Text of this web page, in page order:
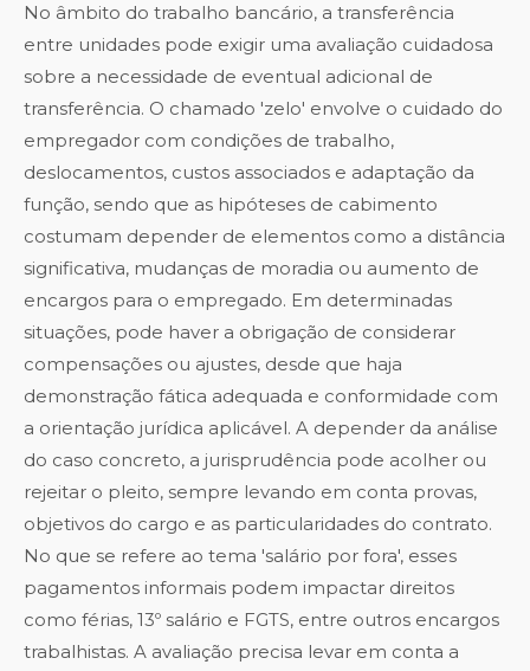
No âmbito do trabalho bancário, a transferência
entre unidades pode exigir uma avaliação cuidadosa
sobre a necessidade de eventual adicional de
transferência. O chamado 'zelo' envolve o cuidado do
empregador com condições de trabalho,
deslocamentos, custos associados e adaptação da
função, sendo que as hipóteses de cabimento
costumam depender de elementos como a distância
significativa, mudanças de moradia ou aumento de
encargos para o empregado. Em determinadas
situações, pode haver a obrigação de considerar
compensações ou ajustes, desde que haja
demonstração fática adequada e conformidade com
a orientação jurídica aplicável. A depender da análise
do caso concreto, a jurisprudência pode acolher ou
rejeitar o pleito, sempre levando em conta provas,
objetivos do cargo e as particularidades do contrato.
No que se refere ao tema 'salário por fora', esses
pagamentos informais podem impactar direitos
como férias, 13º salário e FGTS, entre outros encargos
trabalhistas. A avaliação precisa levar em conta a